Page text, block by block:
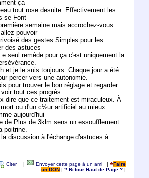
ça
tout rose desuite. Effectivement les
se Font
semaine mais accrochez-vous.
pouvoir
des gestes Simples pour les
des astuces
seul remède pour ça c'est uniquement la
et je le suis toujours. Chaque jour a été
percer vers une autonomie.
pour trouver le bon réglage et regarder
tout ces progrès.
dire que ce traitement est miraculeux. À
ou d'un c½ur artificiel au mieux
aujourd'hui
de Plus de 3klm sens un essoufflement
poitrine.
discussion à l'échange d'astuces à
Citer Envoyer cette page à un ami |
Faire
un DON
|? Retour Haut de Page ?